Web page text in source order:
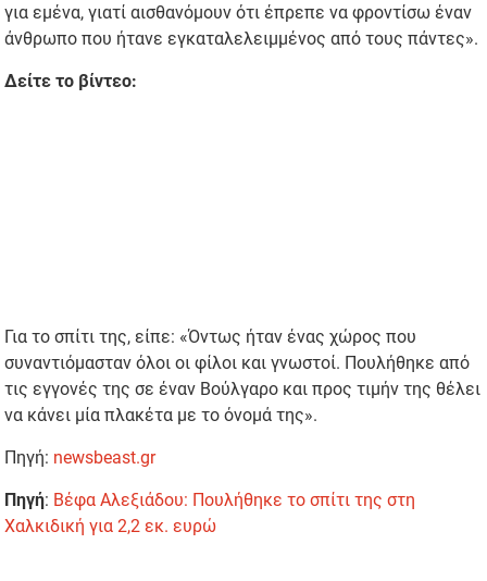
για εμένα, γιατί αισθανόμουν ότι έπρεπε να φροντίσω έναν
άνθρωπο που ήτανε εγκαταλελειμμένος από τους πάντες».
Δείτε το βίντεο:
Για το σπίτι της, είπε: «Όντως ήταν ένας χώρος που
συναντιόμασταν όλοι οι φίλοι και γνωστοί. Πουλήθηκε από
τις εγγονές της σε έναν Βούλγαρο και προς τιμήν της θέλει
να κάνει μία πλακέτα με το όνομά της».
Πηγή: newsbeast.gr
Πηγή: Βέφα Αλεξιάδου: Πουλήθηκε το σπίτι της στη
Χαλκιδική για 2,2 εκ. ευρώ